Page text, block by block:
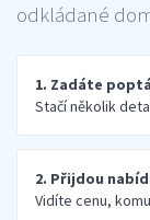
odkládané
1. Zadáte
Stačí několik
2. Přijdou
Vidíte cenu,